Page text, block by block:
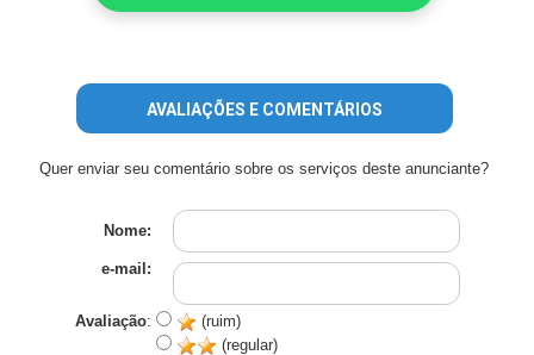
AVALIAÇÕES E COMENTÁRIOS
Quer enviar seu comentário sobre os serviços deste anunciante?
Nome:
e-mail:
Avaliação:
(ruim)
(regular)